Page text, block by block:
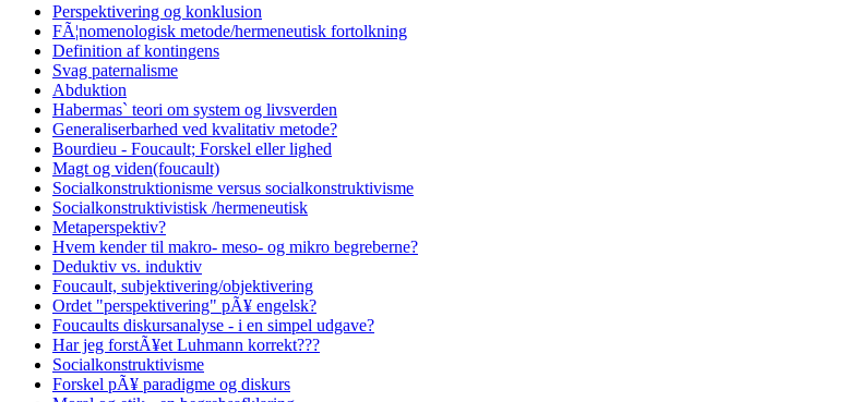
Perspektivering og konklusion
FÃ¦nomenologisk metode/hermeneutisk fortolkning
Definition af kontingens
Svag paternalisme
Abduktion
Habermas` teori om system og livsverden
Generaliserbarhed ved kvalitativ metode?
Bourdieu - Foucault; Forskel eller lighed
Magt og viden(foucault)
Socialkonstruktionisme versus socialkonstruktivisme
Socialkonstruktivistisk /hermeneutisk
Metaperspektiv?
Hvem kender til makro- meso- og mikro begreberne?
Deduktiv vs. induktiv
Foucault, subjektivering/objektivering
Ordet "perspektivering" pÃ¥ engelsk?
Foucaults diskursanalyse - i en simpel udgave?
Har jeg forstÃ¥et Luhmann korrekt???
Socialkonstruktivisme
Forskel pÃ¥ paradigme og diskurs